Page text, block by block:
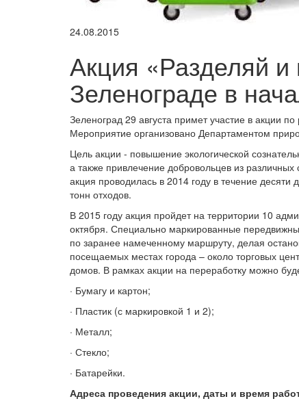
24.08.2015
Акция «Разделяй и
Зеленограде в
Зеленоград 29 августа примет участие в акции
Мероприятие организовано Департаментом
Цель акции - повышение экологической
а также привлечение добровольцев из
акция проводилась в 2014 году в течение
тонн отходов.
В 2015 году акция пройдет на территории 10
октября. Специально маркированные
по заранее намеченному маршруту, делая
посещаемых местах города – около торговых
домов. В рамках акции на переработку можно
· Бумагу и картон;
· Пластик (с маркировкой 1 и 2);
· Металл;
· Стекло;
· Батарейки.
Адреса проведения акции, даты и время